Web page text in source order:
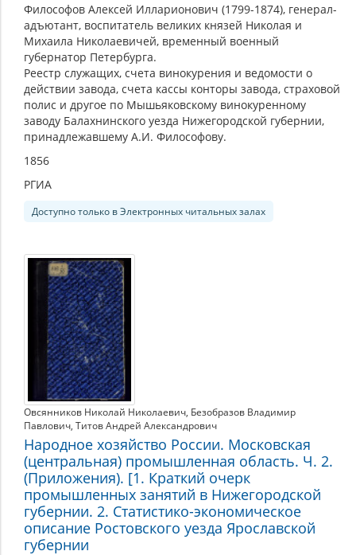
Философов Алексей Илларионович (1799-1874), генерал-
адъютант, воспитатель великих князей Николая и
Михаила Николаевичей, временный военный
губернатор Петербурга.
Реестр служащих, счета винокурения и ведомости о
действии завода, счета кассы конторы завода, страховой
полис и другое по Мышьяковскому винокуренному
заводу Балахнинского уезда Нижегородской губернии,
принадлежавшему А.И. Философову.
1856
РГИА
Доступно только в Электронных читальных залах
Овсянников Николай Николаевич, Безобразов Владимир
Павлович, Титов Андрей Александрович
Народное хозяйство России. Московская
(центральная) промышленная область. Ч. 2.
(Приложения). [1. Краткий очерк
промышленных занятий в Нижегородской
губернии. 2. Статистико-экономическое
описание Ростовского уезда Ярославской
губернии